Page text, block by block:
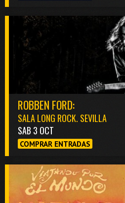
ROBBEN FORD:
SALA LONG ROCK. SEVILLA
SAB 3 OCT
COMPRAR ENTRADAS